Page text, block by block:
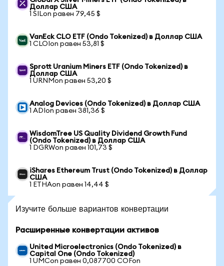
Доллар США
1 SILon равен 79,45 $
VanEck CLO ETF (Ondo Tokenized) в Доллар США
1 CLOIon равен 53,81 $
Sprott Uranium Miners ETF (Ondo Tokenized) в
Доллар США
1 URNMon равен 53,20 $
Analog Devices (Ondo Tokenized) в Доллар США
1 ADIon равен 381,36 $
WisdomTree US Quality Dividend Growth Fund
(Ondo Tokenized) в Доллар США
1 DGRWon равен 101,73 $
iShares Ethereum Trust (Ondo Tokenized) в Доллар
США
1 ETHAon равен 14,44 $
Изучите больше вариантов конвертации
Расширенные конвертации активов
United Microelectronics (Ondo Tokenized) в
Capital One (Ondo Tokenized)
1 UMCon равен 0,087700 COFon